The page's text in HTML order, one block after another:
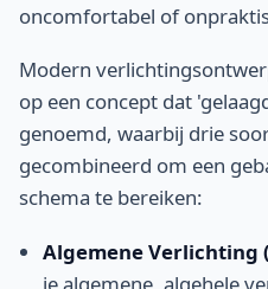
oncomfortabel of
Modern
op een concept dat
genoemd, waarbij drie
gecombineerd om een
schema te bereiken:
Algemene Verlichting
je algemene, algehele